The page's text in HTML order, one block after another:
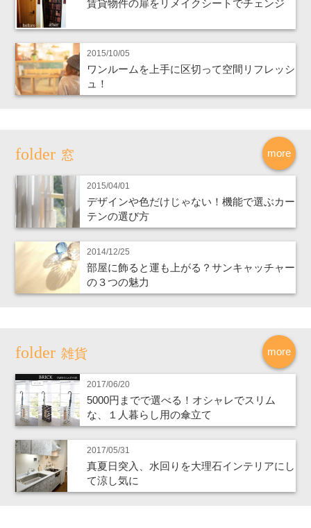
賃貸物件の扉をリメイクシートでチェンジ
2015/10/05
ワンルームを上手に区切って空間リフレッシ
ュ！
more
窓
2015/04/01
デザインや色だけじゃない！機能で選ぶカー
テンの選び方
2014/12/25
部屋に飾ると運も上がる？サンキャッチャー
の３つの魅力
more
雑貨
2017/06/20
5000円までで選べる！オシャレでスリム
な、１人暮らし用の傘立て
2017/05/31
真夏日突入、水回りを大理石インテリアにし
て涼し気に